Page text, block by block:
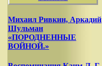
Михаил Ривкин, Аркадий
Шульман
«ПОРОДНЕННЫЕ
ВОЙНОЙ.»